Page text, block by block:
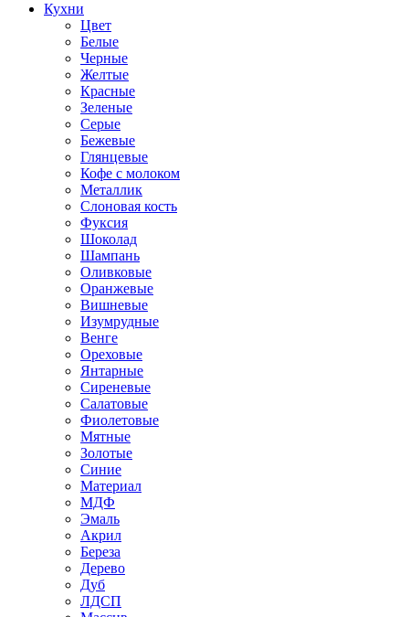
Кухни
Цвет
Белые
Черные
Желтые
Красные
Зеленые
Серые
Бежевые
Глянцевые
Кофе с молоком
Металлик
Слоновая кость
Фуксия
Шоколад
Шампань
Оливковые
Оранжевые
Вишневые
Изумрудные
Венге
Ореховые
Янтарные
Сиреневые
Салатовые
Фиолетовые
Мятные
Золотые
Синие
Материал
МДФ
Эмаль
Акрил
Береза
Дерево
Дуб
ЛДСП